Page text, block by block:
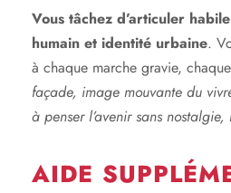
Vous tâchez d’articuler
humain et identité urbaine.
à chaque marche gravie,
façade, image mouvante du
à penser l’avenir sans
AIDE